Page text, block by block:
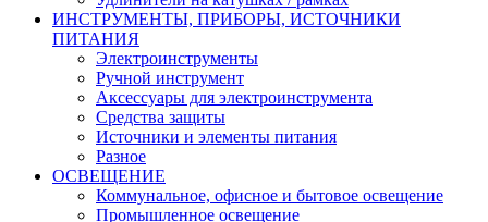
ИНСТРУМЕНТЫ, ПРИБОРЫ, ИСТОЧНИКИ
ПИТАНИЯ
Электроинструменты
Ручной инструмент
Аксессуары для электроинструмента
Средства защиты
Источники и элементы питания
Разное
ОСВЕЩЕНИЕ
Коммунальное, офисное и бытовое освещение
Промышленное освещение